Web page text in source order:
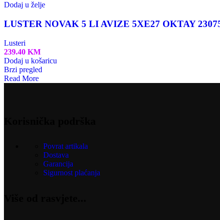
Dodaj u želje
LUSTER NOVAK 5 LI AVIZE 5XE27 OKTAY
Lusteri
239.40 KM
Dodaj u košaricu
Brzi pregled
Read More
Povrat artikala
Dostava
Garancija
Sigurnost plaćanja